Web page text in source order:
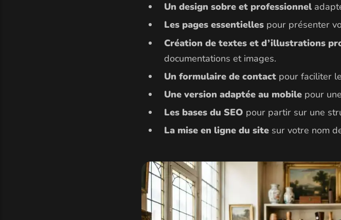
Un design sobre et professionnel
Les pages essentiellespour présenter
Création de textes et d’illustrations
documentations et images.
Un formulaire de contactpour faciliter
Une version adaptée au mobilepour
Les bases du SEO pour partir sur une
La mise en ligne du sitesur votre nom